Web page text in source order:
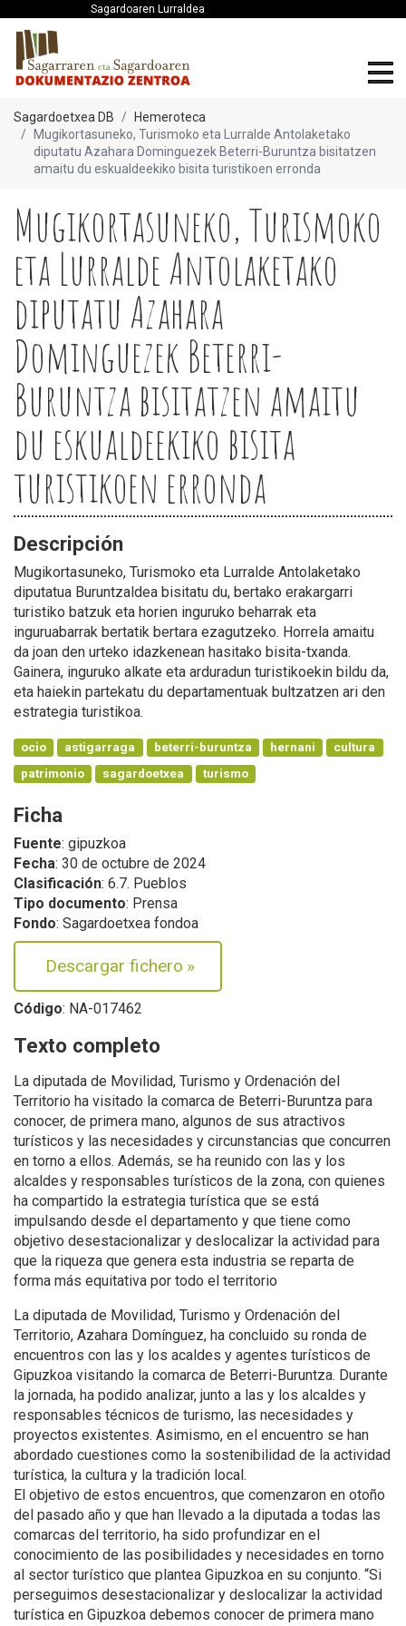
Sagardoaren Lurraldea
Sagardoetxea DB
Hemeroteca
Mugikortasuneko, Turismoko eta Lurralde Antolaketako
diputatu Azahara Dominguezek Beterri-Buruntza bisitatzen
amaitu du eskualdeekiko bisita turistikoen erronda
Mugikortasuneko, Turismoko
eta Lurralde Antolaketako
diputatu Azahara
Dominguezek Beterri-
Buruntza bisitatzen amaitu
du eskualdeekiko bisita
turistikoen erronda
Descripción
Mugikortasuneko, Turismoko eta Lurralde Antolaketako
diputatua Buruntzaldea bisitatu du, bertako erakargarri
turistiko batzuk eta horien inguruko beharrak eta
inguruabarrak bertatik bertara ezagutzeko. Horrela amaitu
da joan den urteko idazkenean hasitako bisita-txanda.
Gainera, inguruko alkate eta arduradun turistikoekin bildu da,
eta haiekin partekatu du departamentuak bultzatzen ari den
estrategia turistikoa.
ocio astigarraga beterri-buruntza hernani
cultura
patrimonio
sagardoetxea turismo
Ficha
Fuente: gipuzkoa
Fecha: 30 de octubre de 2024
Clasificación: 6.7. Pueblos
Tipo documento: Prensa
Fondo: Sagardoetxea fondoa
Descargar fichero »
Código: NA-017462
Texto completo
La diputada de Movilidad, Turismo y Ordenación del
Territorio ha visitado la comarca de Beterri-Buruntza para
conocer, de primera mano, algunos de sus atractivos
turísticos y las necesidades y circunstancias que concurren
en torno a ellos. Además, se ha reunido con las y los
alcaldes y responsables turísticos de la zona, con quienes
ha compartido la estrategia turística que se está
impulsando desde el departamento y que tiene como
objetivo desestacionalizar y deslocalizar la actividad para
que la riqueza que genera esta industria se reparta de
forma más equitativa por todo el territorio
La diputada de Movilidad, Turismo y Ordenación del
Territorio, Azahara Domínguez, ha concluido su ronda de
encuentros con las y los acaldes y agentes turísticos de
Gipuzkoa visitando la comarca de Beterri-Buruntza. Durante
la jornada, ha podido analizar, junto a las y los alcaldes y
responsables técnicos de turismo, las necesidades y
proyectos existentes. Asimismo, en el encuentro se han
abordado cuestiones como la sostenibilidad de la actividad
turística, la cultura y la tradición local.
El objetivo de estos encuentros, que comenzaron en otoño
del pasado año y que han llevado a la diputada a todas las
comarcas del territorio, ha sido profundizar en el
conocimiento de las posibilidades y necesidades en torno
al sector turístico que plantea Gipuzkoa en su conjunto. “Si
perseguimos desestacionalizar y deslocalizar la actividad
turística en Gipuzkoa debemos conocer de primera mano